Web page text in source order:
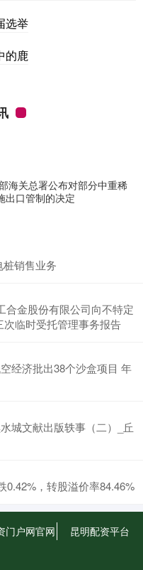
选举
的鹿
海关总署公布对部分中重稀
出口管制的决定
销售业务
合金股份有限公司向不特定
临时受托管理事务报告
经济批出38个沙盒项目 年
城文献出版轶事（二）_丘
0.42%，转股溢价率84.46%
门户网官网 昆明配资平台